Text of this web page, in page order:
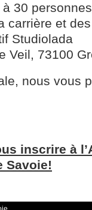
30
carrière et
Studiolada
Veil, 73100
nous vous
inscrire à
Savoie!